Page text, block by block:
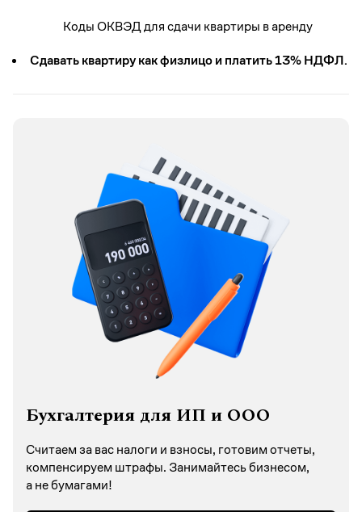
Коды ОКВЭД для сдачи квартиры в аренду
Cдавать квартиру как физлицо и платить 13% НДФЛ.
Бухгалтерия для ИП и ООО
Считаем за вас налоги и взносы, готовим отчеты,
компенсируем штрафы. Занимайтесь бизнесом,
а не бумагами!